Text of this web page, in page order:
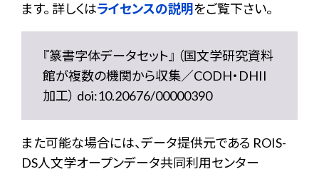
ます。 詳しくはライセンスの説明をご覧下さい。
『篆書字体データセット』 （国文学研究資料
館が複数の機関から収集／CODH・DHII
加工） doi:10.20676/00000390
また可能な場合には、データ提供元である ROIS-
DS人文学オープンデータ共同利用センター